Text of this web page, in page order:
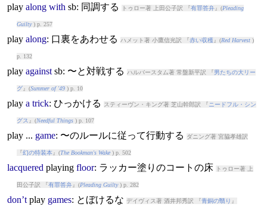
play along withsb: 同調する トゥロー著 上田公子訳 『有罪答弁』(Pleading
Guilty) p. 257
play along: 口裏をあわせる ハメット著 小鷹信光訳 『赤い収穫 』(Red Harvest)
p. 132
play againstsb: 〜と対戦する ハルバースタム著 常盤新平訳 『 男たちの大リー
グ』(Summer of '49) p. 10
play a trick: ひっかける スティーヴン・キング著 芝山幹郎訳 『 ニードフル・シン
グス 』(Needful Things) p. 107
play... game: 〜のルールに従って行動する ダニング著 宮脇孝雄訳
『幻の特装本』(The Bookman's Wake) p. 502
lacquered playing floor: ラッカー塗りのコートの床 トゥロー著 上
田公子訳 『有罪答弁』(Pleading Guilty) p. 282
don’t play games: とぼけるな デイヴィス著 酒井邦秀訳 『青銅の翳り 』